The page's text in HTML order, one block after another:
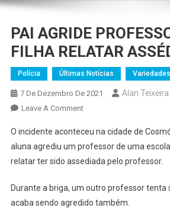
PAI AGRIDE
FILHA RELATAR
Polícia Últimas Notícias Variedades
7 De Dezembro De 2021 Alan Teixeira
Leave A CommentOn
AGRIDE
PROFESSOR
APÓS
FILHA
RELATAR
O incidente aconteceu na cidade de
aluna agrediu um professor de uma
relatar ter sido assediada pelo professor.
Durante a briga, um outro professor tenta
acaba sendo agredido também.